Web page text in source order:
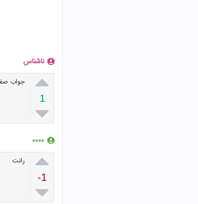
ناشناس

1

جواب صفحه ۴۵ و۴۶و۴۷
۰۰۰۰

-1

رانت